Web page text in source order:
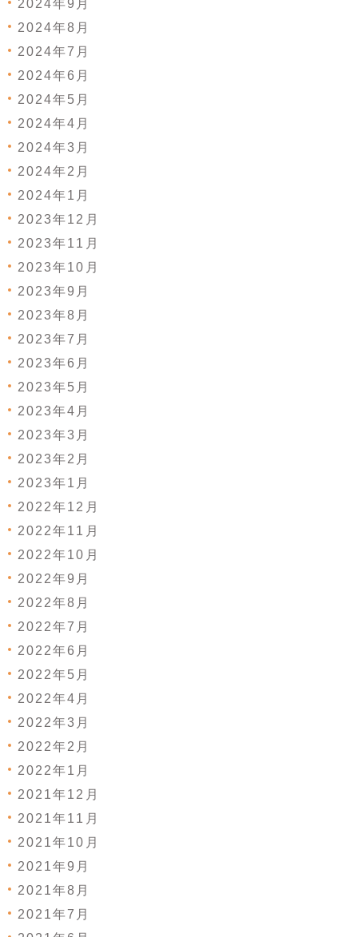
2024年9月
2024年8月
2024年7月
2024年6月
2024年5月
2024年4月
2024年3月
2024年2月
2024年1月
2023年12月
2023年11月
2023年10月
2023年9月
2023年8月
2023年7月
2023年6月
2023年5月
2023年4月
2023年3月
2023年2月
2023年1月
2022年12月
2022年11月
2022年10月
2022年9月
2022年8月
2022年7月
2022年6月
2022年5月
2022年4月
2022年3月
2022年2月
2022年1月
2021年12月
2021年11月
2021年10月
2021年9月
2021年8月
2021年7月